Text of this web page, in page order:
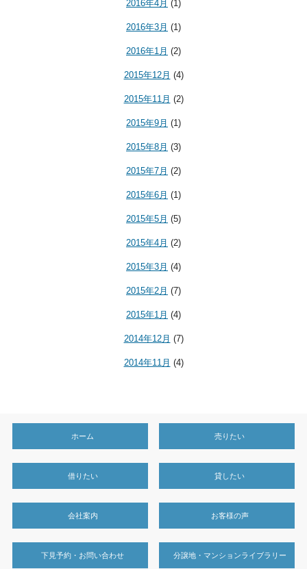
2016年4月 (1)
2016年3月 (1)
2016年1月 (2)
2015年12月 (4)
2015年11月 (2)
2015年9月 (1)
2015年8月 (3)
2015年7月 (2)
2015年6月 (1)
2015年5月 (5)
2015年4月 (2)
2015年3月 (4)
2015年2月 (7)
2015年1月 (4)
2014年12月 (7)
2014年11月 (4)
ホーム 売りたい
借りたい 貸したい
会社案内 お客様の声
下見予約・お問い合わせ 分譲地・マンションライブラリー